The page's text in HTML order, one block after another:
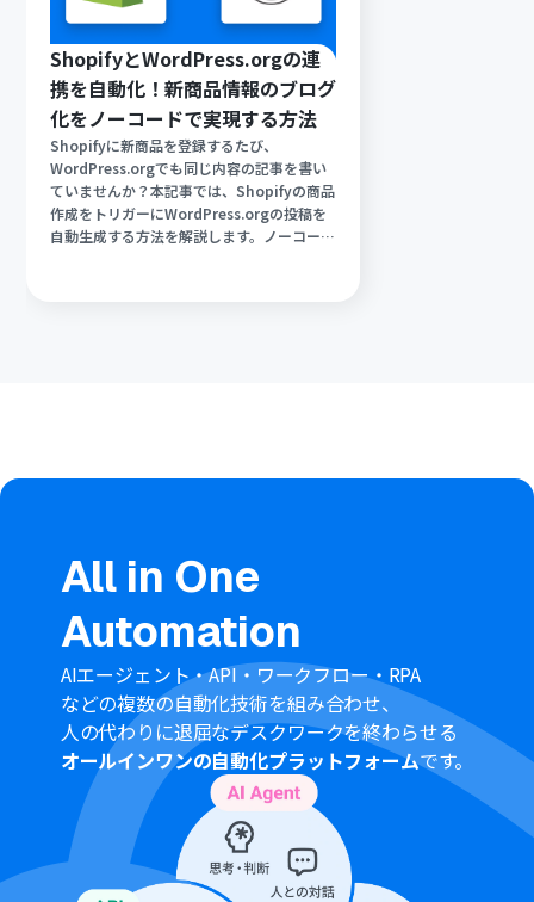
ShopifyとWordPress.orgの連
携を自動化！新商品情報のブログ
化をノーコードで実現する方法
Shopifyに新商品を登録するたび、
WordPress.orgでも同じ内容の記事を書い
ていませんか？本記事では、Shopifyの商品
作成をトリガーにWordPress.orgの投稿を
自動生成する方法を解説します。ノーコード
All in One
Automation
AIエージェント・API・ワークフロー・RPA
などの複数の自動化技術を組み合わせ、
人の代わりに退屈なデスクワークを終わらせる
オールインワンの自動化プラットフォームです。